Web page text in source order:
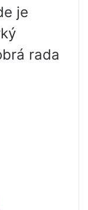
je
rada